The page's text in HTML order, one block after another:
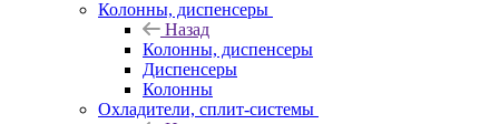
Колонны, диспенсеры
Назад
Колонны, диспенсеры
Диспенсеры
Колонны
Охладители, сплит-системы